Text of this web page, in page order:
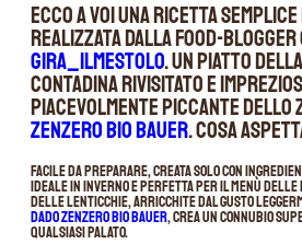
Ecco a voi una ricetta
realizzata dalla food-blogger
gira_ilmestolo. Un piatto
contadina rivisitato e
piacevolmente piccante dello
Zenzero BIO Bauer. Cosa
Facile da preparare, creata solo con
ideale in inverno e perfetta per il menù delle
delle lenticchie, arricchite dal gusto
Dado Zenzero BIO Bauer, crea un connubio
qualsiasi palato.